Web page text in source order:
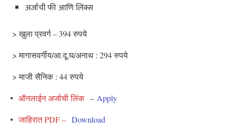
अर्जाची फी आणि लिंक्स
> खुला प्रवर्ग – 394 रुपये
> मागासवर्गीय/आ.दू.घ/अनाथ : 294 रुपये
> माजी सैनिक : 44 रुपये
• ऑनलाईन अर्जाची लिंक – Apply
• जाहिरात PDF – Download